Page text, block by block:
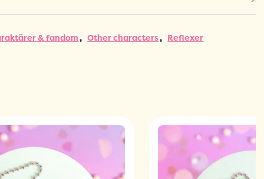
& fandom Other characters Reflexer